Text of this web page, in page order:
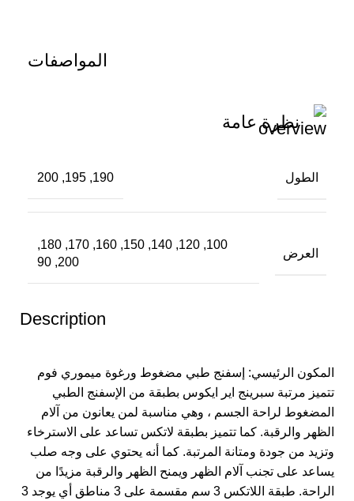
Description
المكون الرئيسي: إسفنج طبي مضغوط ورغوة ميموري فوم
تتميز مرتبة سبرينج اير ايكوس بطبقة من الإسفنج الطبي
المضغوط لراحة الجسم ، وهي مناسبة لمن يعانون من آلام
الظهر والرقبة. كما تتميز بطبقة لاتكس تساعد على الاسترخاء
وتزيد من جودة ومتانة المرتبة. كما أنه يحتوي على وجه صلب
يساعد على تجنب آلام الظهر ويمنح الظهر والرقبة مزيدًا من
الراحة. طبقة اللاتكس 3 سم مقسمة على 3 مناطق أي يوجد 3
المواصفات
نظرة عامة
الطول 190, 195, 200
العرض
100, 120, 140, 150, 160, 170, 180,
200, 90